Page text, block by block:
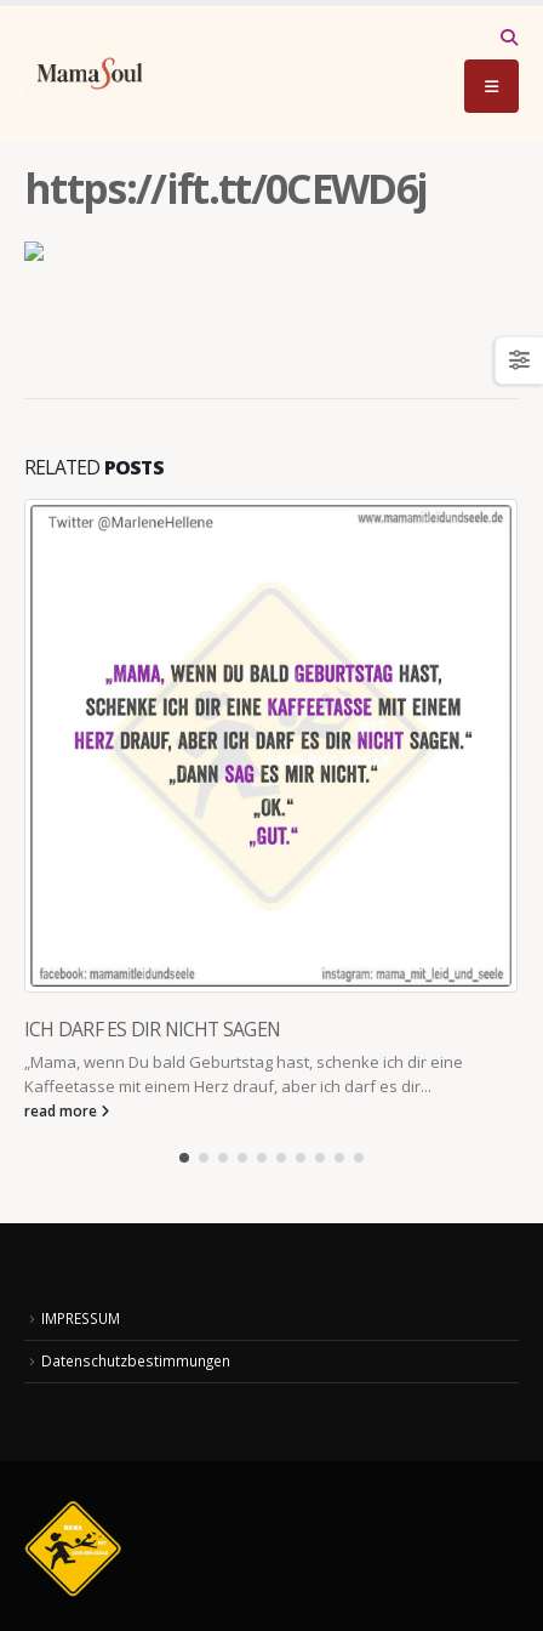
https://ift.tt/0CEWD6j
RELATED POSTS
ICH DARF ES DIR NICHT SAGEN
„Mama, wenn Du bald Geburtstag hast, schenke ich dir eine
Kaffeetasse mit einem Herz drauf, aber ich darf es dir...
read more
IMPRESSUM
Datenschutzbestimmungen